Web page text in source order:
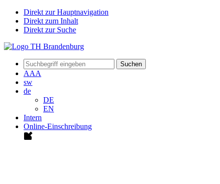
Direkt zur Hauptnavigation
Direkt zum Inhalt
Direkt zur Suche
Suchen
AAA
sw
de
DE
EN
Intern
Online-Einschreibung